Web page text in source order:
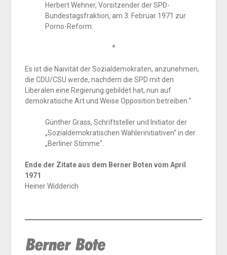
Herbert Wehner, Vorsitzender der SPD-
Bundestagsfraktion, am 3. Februar 1971 zur
Porno-Reform.
*
Es ist die Naivität der Sozialdemokraten, anzunehmen,
die CDU/CSU werde, nachdem die SPD mit den
Liberalen eine Regierung gebildet hat, nun auf
demokratische Art und Weise Opposition betreiben.“
Günther Grass, Schriftsteller und Initiator der
„Sozialdemokratischen Wählerinitiativen“ in der
„Berliner Stimme“.
Ende der Zitate aus dem Berner Boten vom April
1971
Heiner Widderich